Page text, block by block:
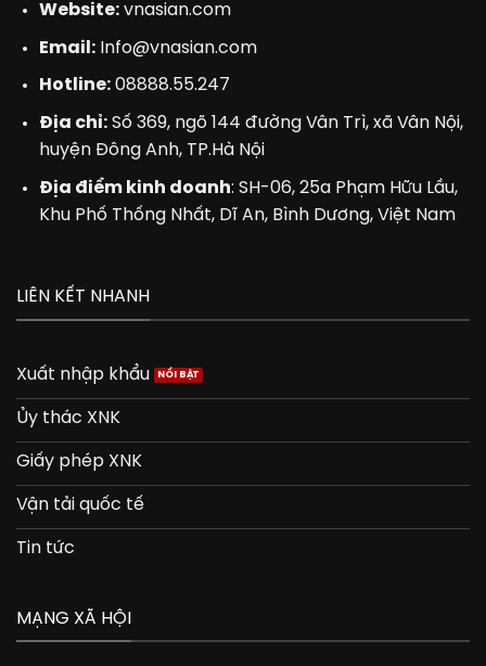
Website:vnasian.com
Email:Info@vnasian.com
Hotline:08888.55.247
Địa chỉ:Số 369, ngõ 144 đường Vân Trì, xã Vân Nội,
huyện Đông Anh, TP.Hà Nội
Địa điểm kinh doanh: SH-06, 25a Phạm Hữu Lầu,
Khu Phố Thống Nhất, Dĩ An, Bình Dương, Việt Nam
LIÊN KẾT NHANH
Xuất nhập khẩu
Ủy thác XNK
Giấy phép XNK
Vận tải quốc tế
Tin tức
MẠNG XÃ HỘI